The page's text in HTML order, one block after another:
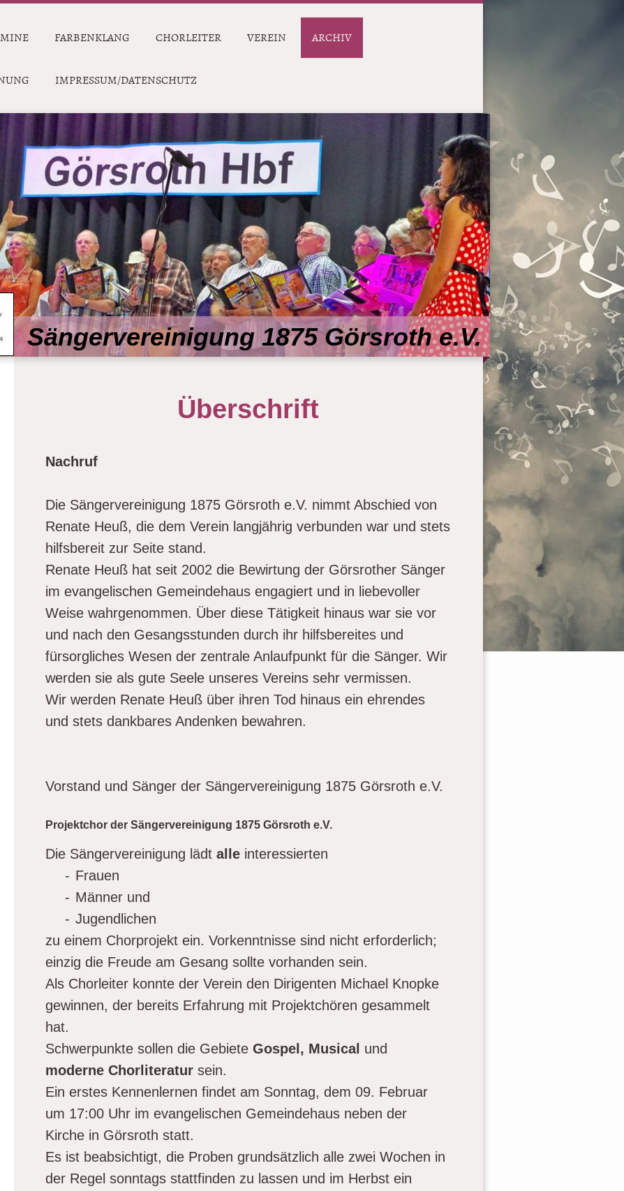
FARBENKLANG CHORLEITER VEREIN ARCHIV
IMPRESSUM/DATENSCHUTZ
Sängervereinigung 1875 Görsroth e.V.
Überschrift
Nachruf
Die Sängervereinigung 1875 Görsroth e.V. nimmt Abschied von
Renate Heuß, die dem Verein langjährig verbunden war und stets
hilfsbereit zur Seite stand.
Renate Heuß hat seit 2002 die Bewirtung der Görsrother Sänger
im evangelischen Gemeindehaus engagiert und in liebevoller
Weise wahrgenommen. Über diese Tätigkeit hinaus war sie vor
und nach den Gesangsstunden durch ihr hilfsbereites und
fürsorgliches Wesen der zentrale Anlaufpunkt für die Sänger. Wir
werden sie als gute Seele unseres Vereins sehr vermissen.
Wir werden Renate Heuß über ihren Tod hinaus ein ehrendes
und stets dankbares Andenken bewahren.
Vorstand und Sänger der Sängervereinigung 1875 Görsroth e.V.
Projektchor der Sängervereinigung 1875 Görsroth e.V.
Die Sängervereinigung lädt alleinteressierten
- Frauen
- Männer und
- Jugendlichen
zu einem Chorprojekt ein. Vorkenntnisse sind nicht erforderlich;
einzig die Freude am Gesang sollte vorhanden sein.
Als Chorleiter konnte der Verein den Dirigenten Michael Knopke
gewinnen, der bereits Erfahrung mit Projektchören gesammelt
hat.
Schwerpunkte sollen die Gebiete Gospel, Musical und
moderne Chorliteratursein.
Ein erstes Kennenlernen findet am Sonntag, dem 09. Februar
um 17:00 Uhr im evangelischen Gemeindehaus neben der
Kirche in Görsroth statt.
Es ist beabsichtigt, die Proben grundsätzlich alle zwei Wochen in
der Regel sonntags stattfinden zu lassen und im Herbst ein